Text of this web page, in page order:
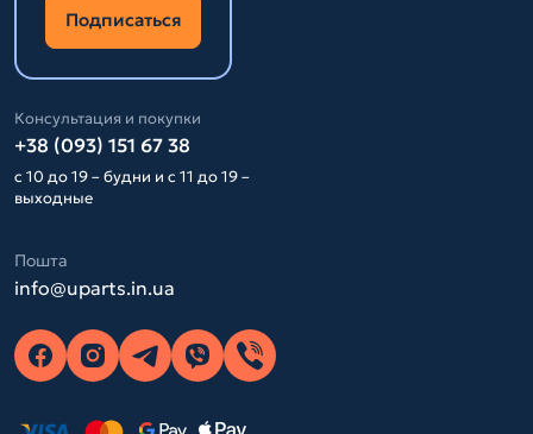
Подписаться
Консультация и покупки
+38 (093) 151 67 38
с 10 до 19 – будни и с 11 до 19 –
выходные
Пошта
info@uparts.in.ua